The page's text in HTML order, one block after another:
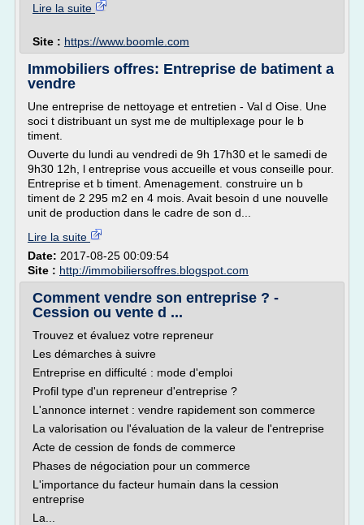
Lire la suite
Site : https://www.boomle.com
Immobiliers offres: Entreprise de batiment a
vendre
Une entreprise de nettoyage et entretien - Val d Oise. Une
soci t distribuant un syst me de multiplexage pour le b
timent.
Ouverte du lundi au vendredi de 9h 17h30 et le samedi de
9h30 12h, l entreprise vous accueille et vous conseille pour.
Entreprise et b timent. Amenagement. construire un b
timent de 2 295 m2 en 4 mois. Avait besoin d une nouvelle
unit de production dans le cadre de son d...
Lire la suite
Date: 2017-08-25 00:09:54
Site : http://immobiliersoffres.blogspot.com
Comment vendre son entreprise ? -
Cession ou vente d ...
Trouvez et évaluez votre repreneur
Les démarches à suivre
Entreprise en difficulté : mode d'emploi
Profil type d'un repreneur d'entreprise ?
L'annonce internet : vendre rapidement son commerce
La valorisation ou l'évaluation de la valeur de l'entreprise
Acte de cession de fonds de commerce
Phases de négociation pour un commerce
L'importance du facteur humain dans la cession
entreprise
La...